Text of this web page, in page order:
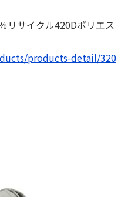
リサイクル420Dポリエス
products-detail/320